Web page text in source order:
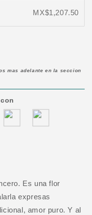
MX$1,207.50
mas adelante en la seccion
Es una flor
expresas
amor puro. Y al